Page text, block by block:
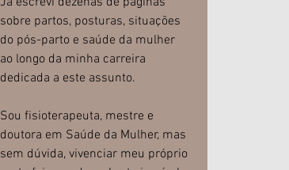
sobre partos, posturas, situações
do pós-parto e saúde da mulher
ao longo da minha carreira
dedicada a este assunto.
Sou fisioterapeuta, mestre e
doutora em Saúde da Mulher, mas
sem dúvida, vivenciar meu próprio